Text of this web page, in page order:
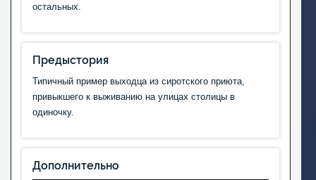
остальных.
Предыстория
Типичный пример выходца из сиротского приюта,
привыкшего к выживанию на улицах столицы в
одиночку.
Дополнительно